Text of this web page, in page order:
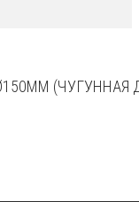
(ЧУГУННАЯ